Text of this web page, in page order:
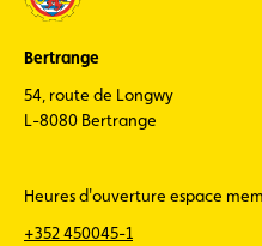
Bertrange
54, route de Longwy
L-8080 Bertrange
Heures d'ouverture espace
+352 450045-1